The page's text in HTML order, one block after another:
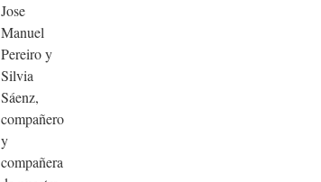
Jose
Manuel
Pereiro y
Silvia
Sáenz,
compañero
y
compañera